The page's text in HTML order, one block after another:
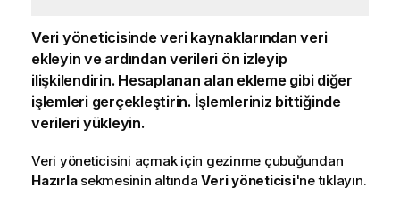
Veri yöneticisinde veri kaynaklarından veri
ekleyin ve ardından verileri ön izleyip
ilişkilendirin. Hesaplanan alan ekleme gibi diğer
işlemleri gerçekleştirin. İşlemleriniz bittiğinde
verileri yükleyin.
Veri yöneticisini açmak için gezinme çubuğundan
Hazırlasekmesinin altındaVeri yöneticisi'ne tıklayın.